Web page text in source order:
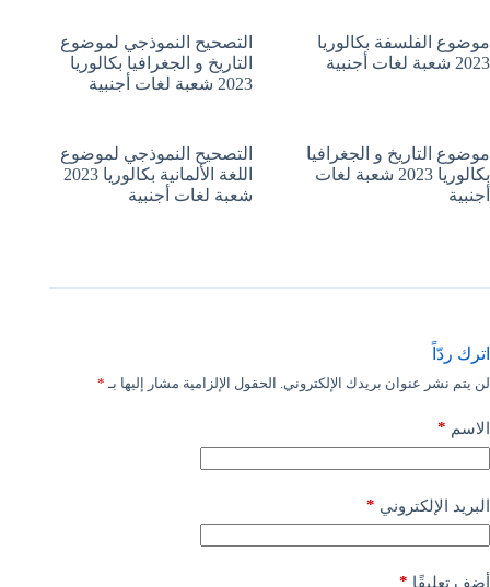
موضوع الفلسفة بكالوريا
2023 شعبة لغات أجنبية
التصحيح النموذجي لموضوع
التاريخ و الجغرافيا بكالوريا
2023 شعبة لغات أجنبية
موضوع التاريخ و الجغرافيا
بكالوريا 2023 شعبة لغات
أجنبية
التصحيح النموذجي لموضوع
اللغة الألمانية بكالوريا 2023
شعبة لغات أجنبية
اترك ردّاً
لن يتم نشر عنوان بريدك الإلكتروني. الحقول الإلزامية مشار إليها بـ *
الاسم *
البريد الإلكتروني *
أضف تعليقًا *